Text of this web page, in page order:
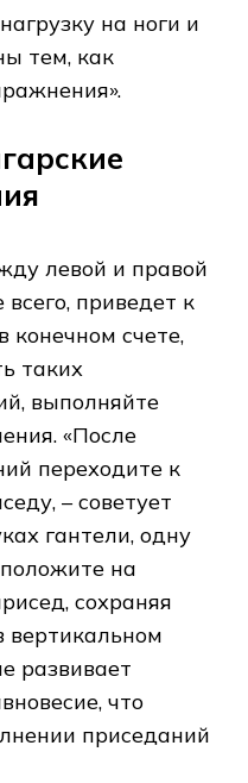
на ноги и
тем, как
левой и правой
приведет к
конечном счете,
таких
выполняйте
«После
переходите к
– советует
гантели, одну
на
сохраняя
вертикальном
развивает
что
приседаний